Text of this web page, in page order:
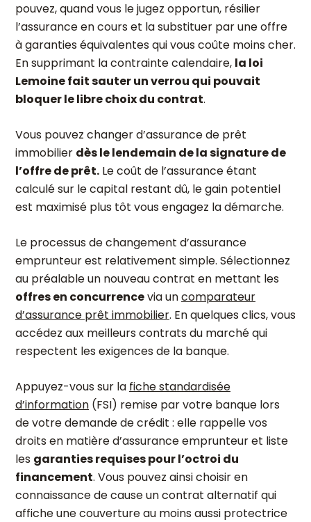
pouvez, quand vous le jugez opportun, résilier
l’assurance en cours et la substituer par une offre
à garanties équivalentes qui vous coûte moins cher.
En supprimant la contrainte calendaire, la loi
Lemoine fait sauter un verrou qui pouvait
bloquer le libre choix du contrat.
Vous pouvez changer d’assurance de prêt
immobilier dès le lendemain de la signature de
l’offre de prêt. Le coût de l’assurance étant
calculé sur le capital restant dû, le gain potentiel
est maximisé plus tôt vous engagez la démarche.
Le processus de changement d’assurance
emprunteur est relativement simple. Sélectionnez
au préalable un nouveau contrat en mettant les
offres en concurrencevia uncomparateur
d’assurance prêt immobilier. En quelques clics, vous
accédez aux meilleurs contrats du marché qui
respectent les exigences de la banque.
Appuyez-vous sur la fiche standardisée
d’information (FSI) remise par votre banque lors
de votre demande de crédit : elle rappelle vos
droits en matière d’assurance emprunteur et liste
les garanties requises pour l’octroi du
financement. Vous pouvez ainsi choisir en
connaissance de cause un contrat alternatif qui
affiche une couverture au moins aussi protectrice